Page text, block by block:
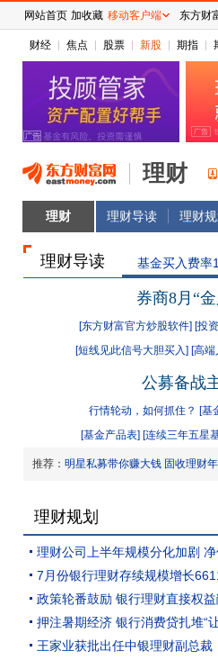
财经 焦点 股票 新股 期指
理财
理财 理财导读 理财规
理财导读 基金买入费率
券商8月“
[东方财富官方炒股软件] [投
[短线见此信号大胆买入] [高
公募备战
行情轮动，如何抓住？ [基
[基金产品表] [连续三年五星
推荐： 明星私募带你赚大钱 固收理财
理财规划
理财公司上半年规模分化加剧
7月份银行理财存续规模增长
押注暑期经济 银行消费贷扎堆“
王家业获批出任中银理财副总裁
网站首页 加收藏 移动客户端 东方财